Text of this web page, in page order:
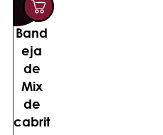
Band
eja
de
Mix
de
cabrit